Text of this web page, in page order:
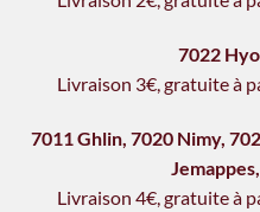
7022
Livraison 3€, gratuite à
7011 Ghlin 7020 Nimy,
Jemappes,
Livraison 4€, gratuite à